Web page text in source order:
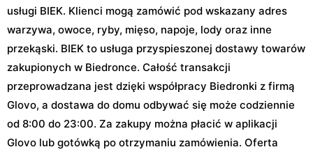
usługi BIEK. Klienci mogą zamówić pod wskazany adres
warzywa, owoce, ryby, mięso, napoje, lody oraz inne
przekąski. BIEK to usługa przyspieszonej dostawy towarów
zakupionych w Biedronce. Całość transakcji
przeprowadzana jest dzięki współpracy Biedronki z firmą
Glovo, a dostawa do domu odbywać się może codziennie
od 8:00 do 23:00. Za zakupy można płacić w aplikacji
Glovo lub gotówką po otrzymaniu zamówienia. Oferta